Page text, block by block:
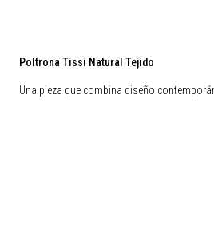
Poltrona Tissi Natural Tejido
Una pieza que combina diseño